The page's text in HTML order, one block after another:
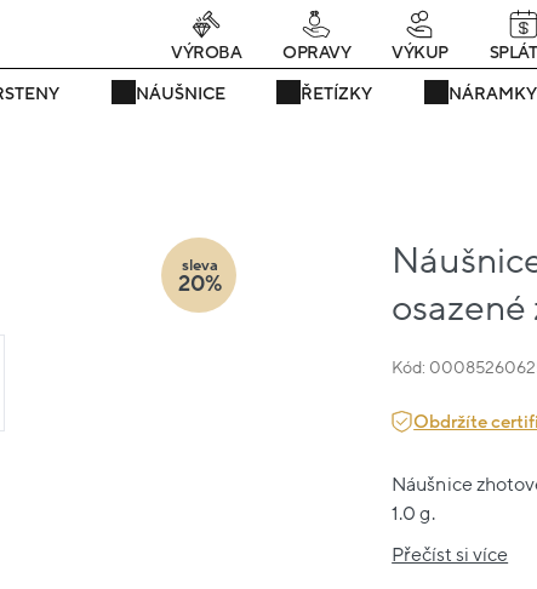
teď! - 20 % na vše! Kód: SRPEN20 24 dní : 17h : 20m : 34s
NÁUŠNICE ŘETÍZKY NÁRAMKY
VÝROBA OPRAVY VÝKUP
osazené
Kód:
sleva
20%
Obdržíte
Náušnice
1.0 g.
Přečíst si více